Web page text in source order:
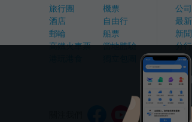
旅行團
酒店
郵輪
高鐵火車票
機票
自由行
船票
當地體驗
公
最
新
分
人
私隱